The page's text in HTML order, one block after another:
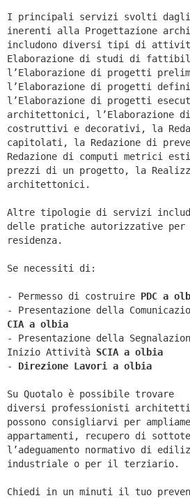
I principali servizi svolti
inerenti alla Progettazione
includono diversi tipi di
Elaborazione di studi di
l’Elaborazione di progetti
l’Elaborazione di progetti
l’Elaborazione di progetti
architettonici, l’Elaborazione
costruttivi e decorativi, la
capitolati, la Redazione di
Redazione di computi metrici
prezzi di un progetto, la
architettonici.
Altre tipologie di servizi
delle pratiche autorizzative per
residenza.
Se necessiti di:
- Permesso di costruire PDC a
- Presentazione della
CIA a olbia
- Presentazione della
Inizio Attività SCIA a olbia
- Direzione Lavori a olbia
Su Quotalo è possibile trovare
diversi professionisti architetti
possono consigliarvi per
appartamenti, recupero di
l’adeguamento normativo di
industriale o per il terziario.
Chiedi in un minuti il tuo